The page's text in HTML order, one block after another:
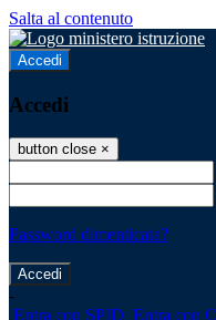
Salta al contenuto
Accedi
Accedi
button close ×
Password dimenticata?
-
Entra con SPID Entra con